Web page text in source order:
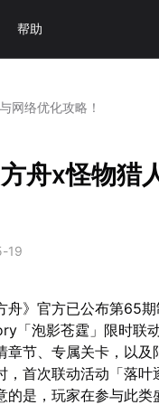
帮助
网络优化攻略！
舟x怪物猎
19
舟》官方已公布第65
「泡影苍霆」限时联
章节、专属关卡，以
，首次联动活动「落叶
的是，玩家在参与此